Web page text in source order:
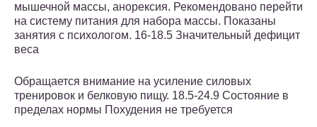
мышечной массы, анорексия. Рекомендовано перейти
на систему питания для набора массы. Показаны
занятия с психологом. 16-18.5 Значительный дефицит
веса
Обращается внимание на усиление силовых
тренировок и белковую пищу. 18.5-24.9 Состояние в
пределах нормы Похудения не требуется